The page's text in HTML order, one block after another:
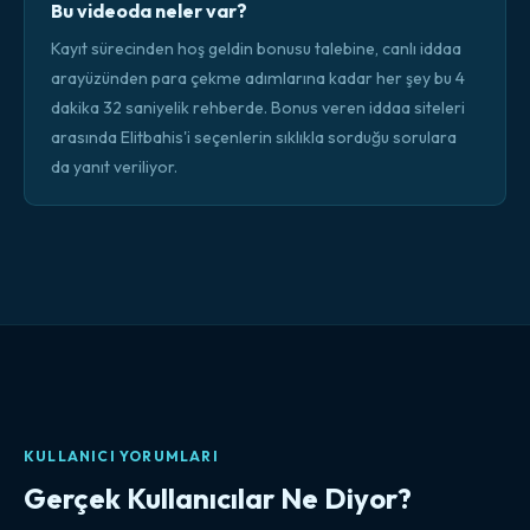
Bu videoda neler var?
Kayıt sürecinden hoş geldin bonusu talebine, canlı iddaa
arayüzünden para çekme adımlarına kadar her şey bu 4
dakika 32 saniyelik rehberde. Bonus veren iddaa siteleri
arasında Elitbahis'i seçenlerin sıklıkla sorduğu sorulara
da yanıt veriliyor.
KULLANICI YORUMLARI
Gerçek Kullanıcılar Ne Diyor?